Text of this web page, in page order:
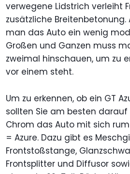
verwegene Lidstrich verleiht
zusätzliche
man das Auto ein wenig
Großen und Ganzen muss
zweimal hinschauen, um zu
vor einem steht.
Um zu erkennen, ob ein GT
sollten Sie am besten
Chrom das Auto mit sich
= Azure. Dazu gibt es
Frontstoßstange,
Frontsplitter und Diffusor